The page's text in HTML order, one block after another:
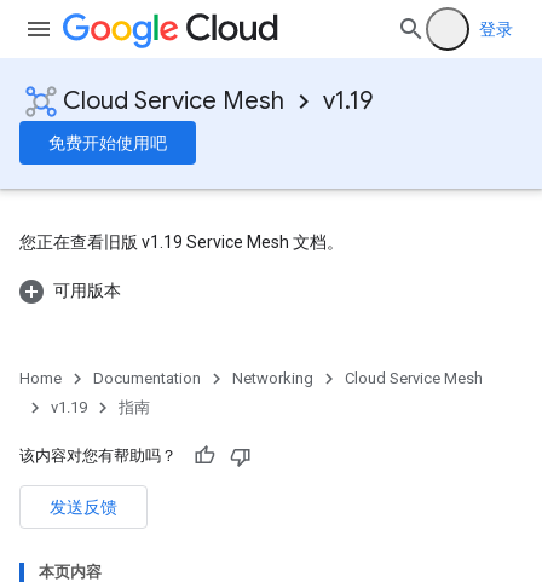
登录
Cloud Service Mesh v1.19
免费开始使用吧
您正在查看旧版 v1.19 Service Mesh 文档。
可用版本
Home Documentation Networking
Cloud Service Mesh
v1.19
指南
该内容对您有帮助吗？
发送反馈
本页内容